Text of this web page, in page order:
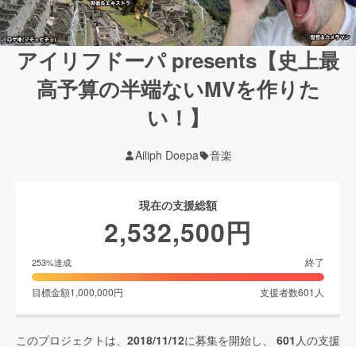
アイリフドーパ presents【史上最
高予算の半端ないMVを作りた
い！】
Ailiph Doepa 音楽
現在の支援総額
2,532,500円
253%達成 終了
目標金額1,000,000円 支援者数601 人
このプロジェクトは、 2018/11/12に募集を開始し、 601 人の支援